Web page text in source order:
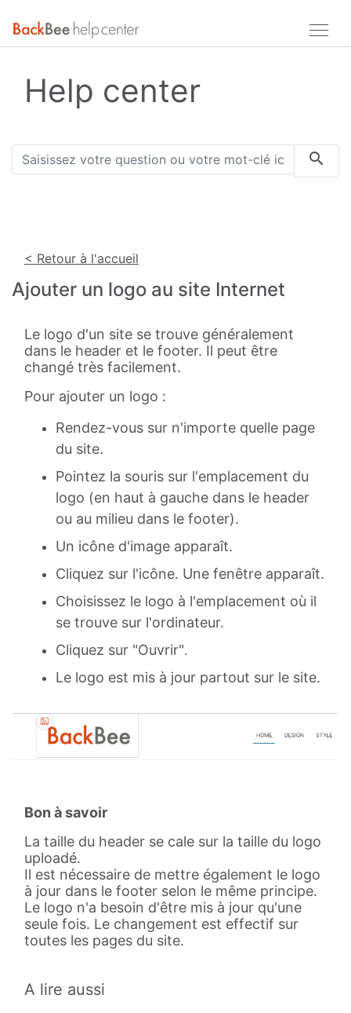
Help center
< Retour à l'accueil
Ajouter un logo au site Internet
Le logo d'un site se trouve généralement
dans le header et le footer. Il peut être
changé très facilement.
Pour ajouter un logo :
Rendez-vous sur n'importe quelle page
du site.
Pointez la souris sur l'emplacement du
logo (en haut à gauche dans le header
ou au milieu dans le footer).
Un icône d'image apparaît.
Cliquez sur l'icône. Une fenêtre apparaît.
Choisissez le logo à l'emplacement où il
se trouve sur l'ordinateur.
Cliquez sur "Ouvrir".
Le logo est mis à jour partout sur le site.
Bon à savoir
La taille du header se cale sur la taille du logo
uploadé.
Il est nécessaire de mettre également le logo
à jour dans le footer selon le même principe.
Le logo n'a besoin d'être mis à jour qu'une
seule fois. Le changement est effectif sur
toutes les pages du site.
A lire aussi